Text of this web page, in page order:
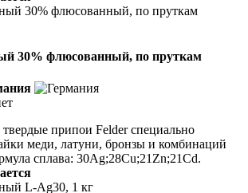
30% флюсованный, по пруткам
припои Felder специально
меди, латуни, бронзы и комбинаций
сплава: 30Ag;28Cu;21Zn;21Cd.